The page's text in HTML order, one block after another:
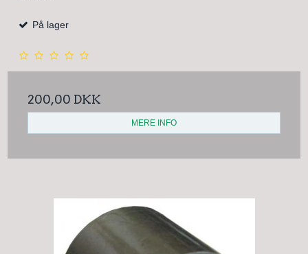
På lager
200,00 DKK
MERE INFO